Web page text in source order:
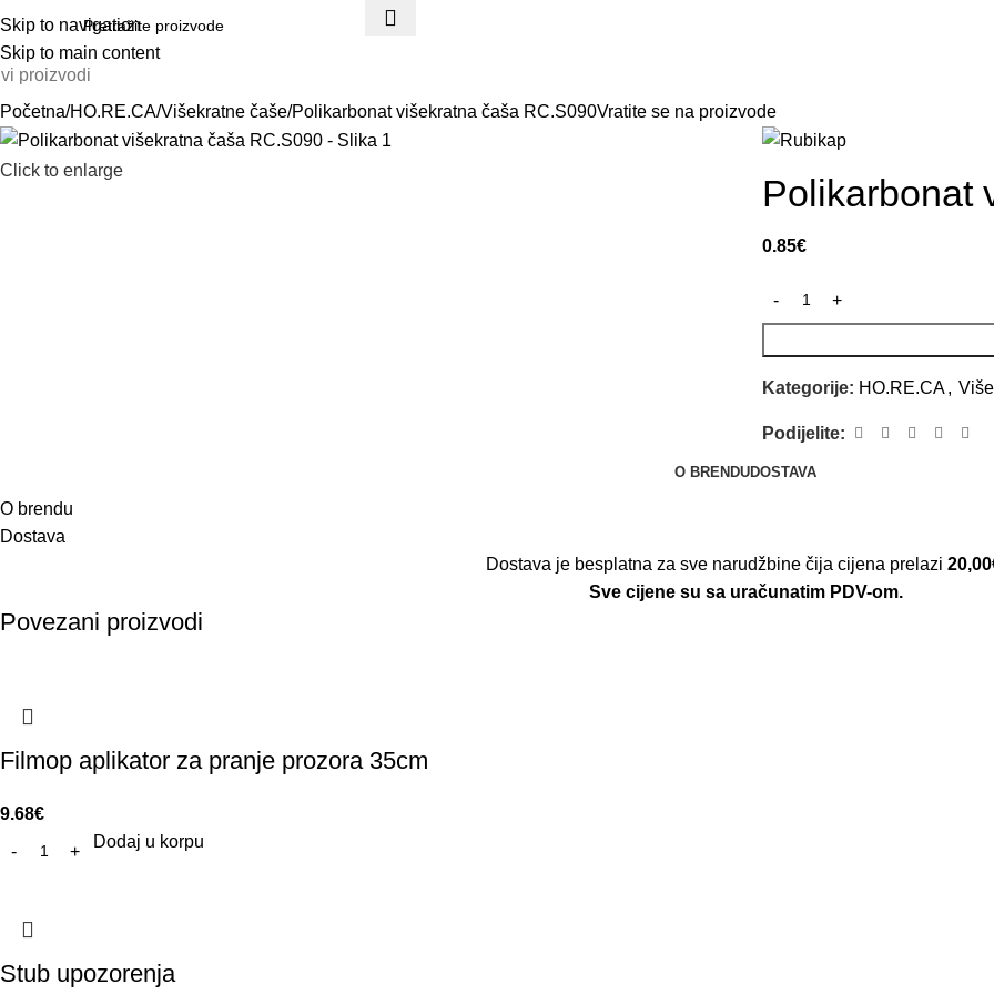
Skip to navigation
Skip to main content
proizvodi
Početna HO.RE.CA Višekratne čaše Polikarbonat višekratna čaša RC.S090Vratite se na proizvode
Click to enlarge
Polikarbonat
0.85€
Kategorije: HO.RE.CA,
Podijelite:
O BRENDUDOSTAVA
O brendu
Dostava
Dostava je besplatna za sve narudžbine čija cijena prelazi
Sve cijene su sa uračunatim PDV-om.
Povezani proizvodi
Filmop aplikator za pranje prozora 35cm
9.68€
Dodaj u korpu
Stub upozorenja